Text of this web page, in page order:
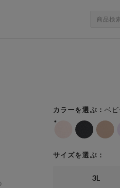
）
カラーを選ぶ： ベビ
サイズを選ぶ：
3L